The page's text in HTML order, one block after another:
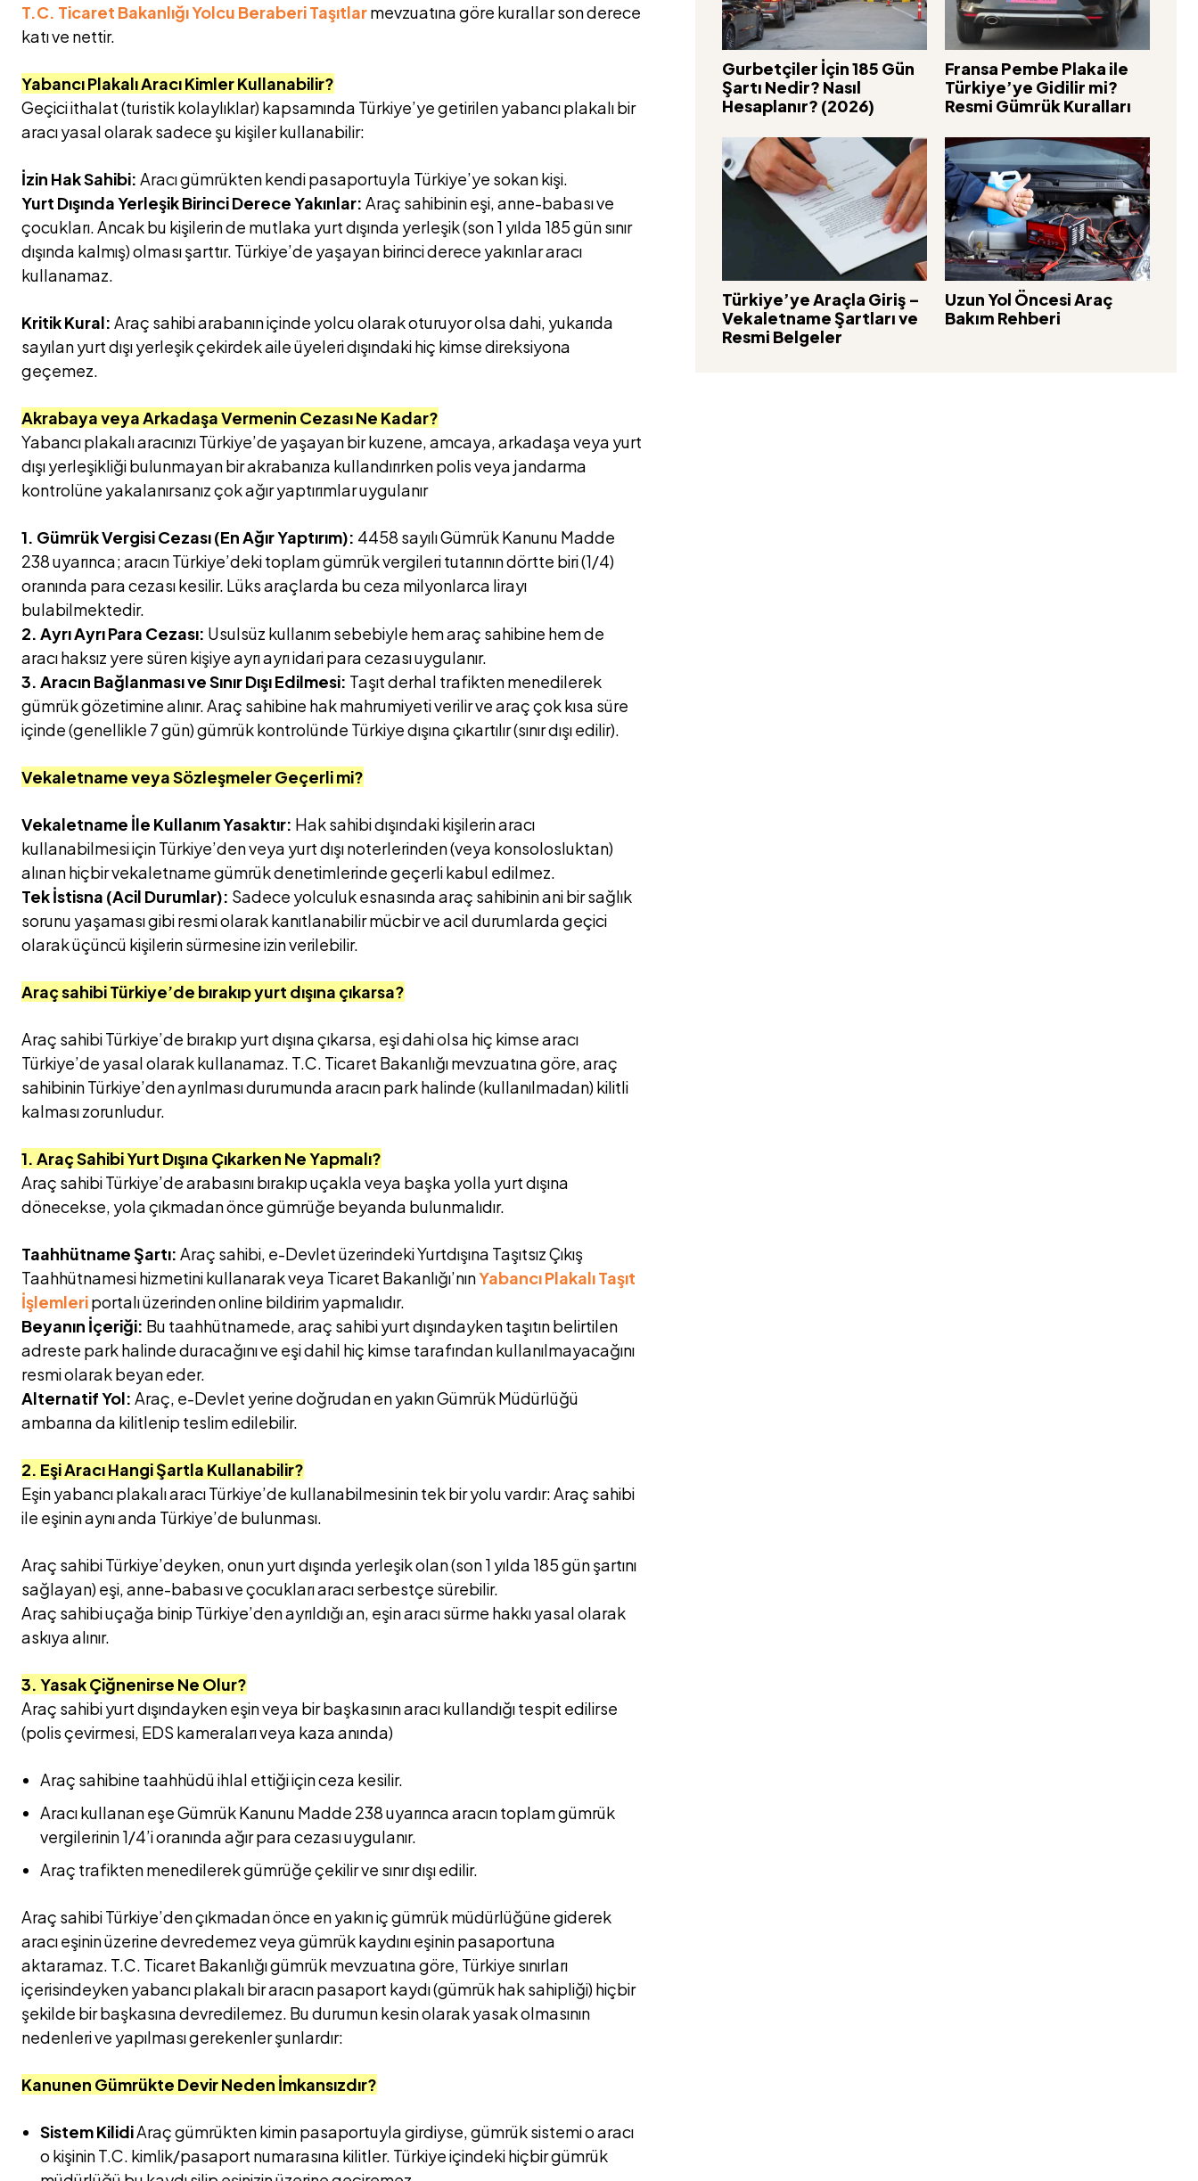
T.C. Ticaret Bakanlığı Yolcu Beraberi Taşıtlarmevzuatına göre kurallar son derece
katı ve nettir.
Yabancı Plakalı Aracı Kimler Kullanabilir?
Geçici ithalat (turistik kolaylıklar) kapsamında Türkiye’ye getirilen yabancı plakalı bir
aracı yasal olarak sadece şu kişiler kullanabilir:
İzin Hak Sahibi: Aracı gümrükten kendi pasaportuyla Türkiye’ye sokan kişi.
Yurt Dışında Yerleşik Birinci Derece Yakınlar: Araç sahibinin eşi, anne-babası ve
çocukları. Ancak bu kişilerin de mutlaka yurt dışında yerleşik (son 1 yılda 185 gün sınır
dışında kalmış) olması şarttır. Türkiye’de yaşayan birinci derece yakınlar aracı
kullanamaz.
Kritik Kural: Araç sahibi arabanın içinde yolcu olarak oturuyor olsa dahi, yukarıda
sayılan yurt dışı yerleşik çekirdek aile üyeleri dışındaki hiç kimse direksiyona
geçemez.
Akrabaya veya Arkadaşa Vermenin Cezası Ne Kadar?
Yabancı plakalı aracınızı Türkiye’de yaşayan bir kuzene, amcaya, arkadaşa veya yurt
dışı yerleşikliği bulunmayan bir akrabanıza kullandırırken polis veya jandarma
kontrolüne yakalanırsanız çok ağır yaptırımlar uygulanır
1. Gümrük Vergisi Cezası (En Ağır Yaptırım): 4458 sayılı Gümrük Kanunu Madde
238 uyarınca; aracın Türkiye’deki toplam gümrük vergileri tutarının dörtte biri (1/4)
oranında para cezası kesilir. Lüks araçlarda bu ceza milyonlarca lirayı
bulabilmektedir.
2. Ayrı Ayrı Para Cezası: Usulsüz kullanım sebebiyle hem araç sahibine hem de
aracı haksız yere süren kişiye ayrı ayrı idari para cezası uygulanır.
3. Aracın Bağlanması ve Sınır Dışı Edilmesi: Taşıt derhal trafikten menedilerek
gümrük gözetimine alınır. Araç sahibine hak mahrumiyeti verilir ve araç çok kısa süre
içinde (genellikle 7 gün) gümrük kontrolünde Türkiye dışına çıkartılır (sınır dışı edilir).
Vekaletname veya Sözleşmeler Geçerli mi?
Vekaletname İle Kullanım Yasaktır: Hak sahibi dışındaki kişilerin aracı
kullanabilmesi için Türkiye’den veya yurt dışı noterlerinden (veya konsolosluktan)
alınan hiçbir vekaletname gümrük denetimlerinde geçerli kabul edilmez.
Tek İstisna (Acil Durumlar): Sadece yolculuk esnasında araç sahibinin ani bir sağlık
sorunu yaşaması gibi resmi olarak kanıtlanabilir mücbir ve acil durumlarda geçici
olarak üçüncü kişilerin sürmesine izin verilebilir.
Araç sahibi Türkiye’de bırakıp yurt dışına çıkarsa?
Araç sahibi Türkiye’de bırakıp yurt dışına çıkarsa, eşi dahi olsa hiç kimse aracı
Türkiye’de yasal olarak kullanamaz. T.C. Ticaret Bakanlığı mevzuatına göre, araç
sahibinin Türkiye’den ayrılması durumunda aracın park halinde (kullanılmadan) kilitli
kalması zorunludur.
1. Araç Sahibi Yurt Dışına Çıkarken Ne Yapmalı?
Araç sahibi Türkiye’de arabasını bırakıp uçakla veya başka yolla yurt dışına
dönecekse, yola çıkmadan önce gümrüğe beyanda bulunmalıdır.
Taahhütname Şartı: Araç sahibi, e-Devlet üzerindeki Yurtdışına Taşıtsız Çıkış
Taahhütnamesi hizmetini kullanarak veya Ticaret Bakanlığı’nınYabancı Plakalı Taşıt
İşlemleriportalı üzerinden online bildirim yapmalıdır.
Beyanın İçeriği: Bu taahhütnamede, araç sahibi yurt dışındayken taşıtın belirtilen
adreste park halinde duracağını ve eşi dahil hiç kimse tarafından kullanılmayacağını
resmi olarak beyan eder.
Alternatif Yol: Araç, e-Devlet yerine doğrudan en yakın Gümrük Müdürlüğü
ambarına da kilitlenip teslim edilebilir.
2. Eşi Aracı Hangi Şartla Kullanabilir?
Eşin yabancı plakalı aracı Türkiye’de kullanabilmesinin tek bir yolu vardır: Araç sahibi
ile eşinin aynı anda Türkiye’de bulunması.
Araç sahibi Türkiye’deyken, onun yurt dışında yerleşik olan (son 1 yılda 185 gün şartını
sağlayan) eşi, anne-babası ve çocukları aracı serbestçe sürebilir.
Araç sahibi uçağa binip Türkiye’den ayrıldığı an, eşin aracı sürme hakkı yasal olarak
askıya alınır.
3. Yasak Çiğnenirse Ne Olur?
Araç sahibi yurt dışındayken eşin veya bir başkasının aracı kullandığı tespit edilirse
(polis çevirmesi, EDS kameraları veya kaza anında)
Araç sahibine taahhüdü ihlal ettiği için ceza kesilir.
Aracı kullanan eşe Gümrük Kanunu Madde 238 uyarınca aracın toplam gümrük
vergilerinin 1/4’i oranında ağır para cezası uygulanır.
Araç trafikten menedilerek gümrüğe çekilir ve sınır dışı edilir.
Araç sahibi Türkiye’den çıkmadan önce en yakın iç gümrük müdürlüğüne giderek
aracı eşinin üzerine devredemez veya gümrük kaydını eşinin pasaportuna
aktaramaz. T.C. Ticaret Bakanlığı gümrük mevzuatına göre, Türkiye sınırları
içerisindeyken yabancı plakalı bir aracın pasaport kaydı (gümrük hak sahipliği) hiçbir
şekilde bir başkasına devredilemez. Bu durumun kesin olarak yasak olmasının
nedenleri ve yapılması gerekenler şunlardır:
Kanunen Gümrükte Devir Neden İmkansızdır?
Sistem KilidiAraç gümrükten kimin pasaportuyla girdiyse, gümrük sistemi o aracı
o kişinin T.C. kimlik/pasaport numarasına kilitler. Türkiye içindeki hiçbir gümrük
Gurbetçiler İçin 185 Gün
Şartı Nedir? Nasıl
Hesaplanır? (2026)
Fransa Pembe Plaka ile
Türkiye’ye Gidilir mi?
Resmi Gümrük Kuralları
Türkiye’ye Araçla Giriş –
Vekaletname Şartları ve
Resmi Belgeler
Uzun Yol Öncesi Araç
Bakım Rehberi